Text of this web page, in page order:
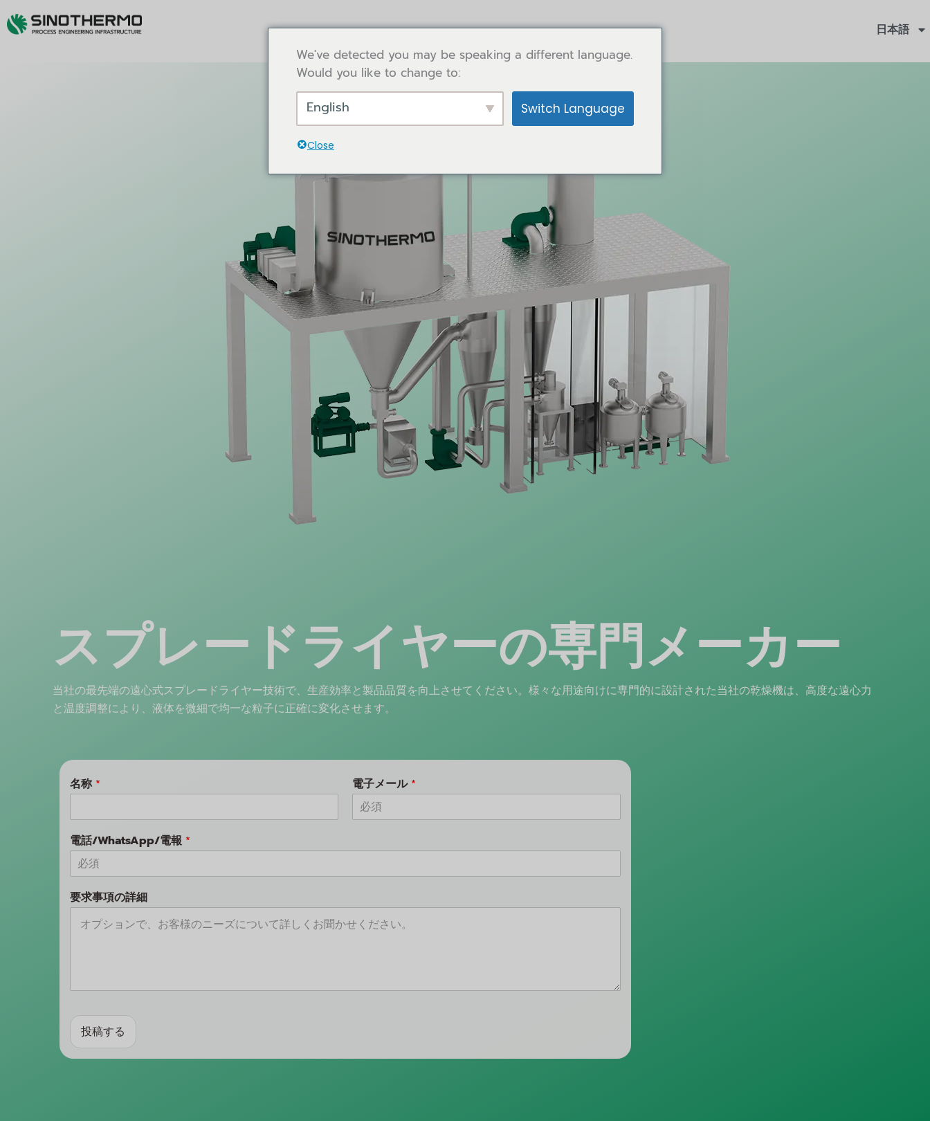
日本語
スプレードライヤーの専門メーカー
当社の最先端の遠心式スプレードライヤー技術で、生産効率と製品品質を向上させてください。様々な用途向けに専門的に設計された当社の乾燥機は、高度な遠心力
と温度調整により、液体を微細で均一な粒子に正確に変化させます。
名称 * 電子メール *
電話/WhatsApp/電報 *
要求事項の詳細
投稿する
代
We've detected you may be speaking a different language.
Would you like to change to:
English Switch Language
Close